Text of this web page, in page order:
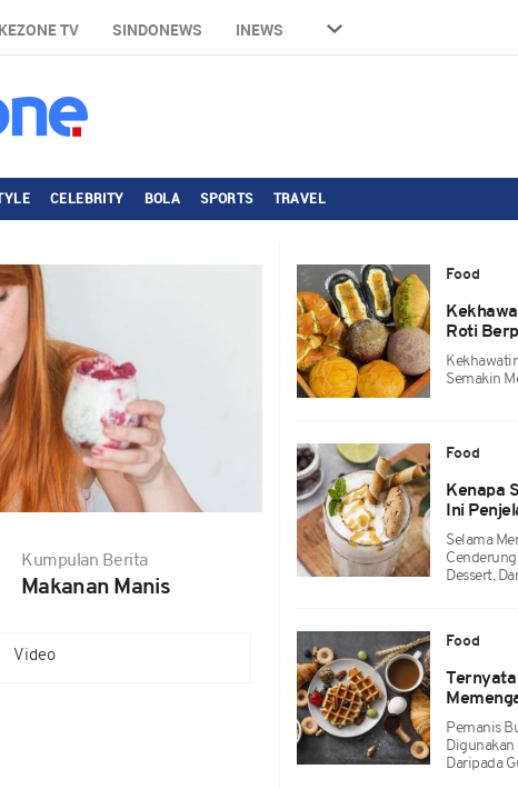
TV SINDONEWS INEWS
CELEBRITY BOLA SPORTS TRAVEL
Kumpulan Berita
Makanan Manis
Video
Food
Roti
Semakin
Food
Kenapa
Ini
Selama
Dessert,
Food
Ternyata
Pemanis
Digunakan
Daripada